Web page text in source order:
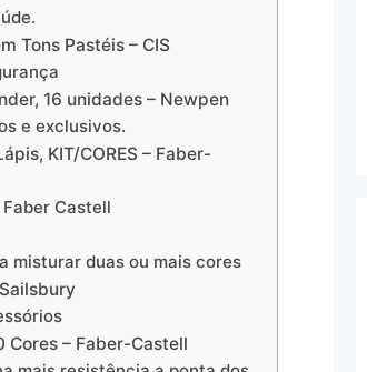
Tons Pastéis – CIS
16 unidades – Newpen
e exclusivos.
KIT/CORES – Faber-
Castell
misturar duas ou mais cores
Cores – Faber-Castell